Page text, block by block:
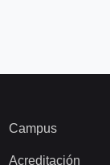
Campus
Acreditación